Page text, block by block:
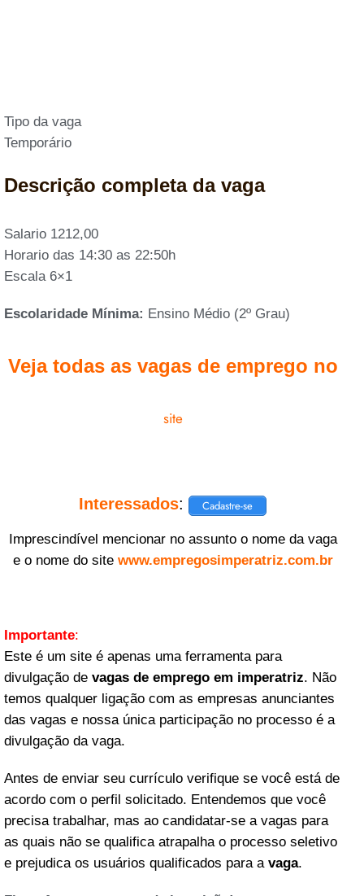
Tipo da vaga
Temporário
Descrição completa da vaga
Salario 1212,00
Horario das 14:30 as 22:50h
Escala 6×1
Escolaridade Mínima: Ensino Médio (2º Grau)
Veja todas as vagas de emprego no
site
Interessados: Cadastre-se
Imprescindível mencionar no assunto o nome da vaga
e o nome do site www.empregosimperatriz.com.br
Importante:
Este é um site é apenas uma ferramenta para
divulgação de vagas de emprego em imperatriz. Não
temos qualquer ligação com as empresas anunciantes
das vagas e nossa única participação no processo é a
divulgação da vaga.
Antes de enviar seu currículo verifique se você está de
acordo com o perfil solicitado. Entendemos que você
precisa trabalhar, mas ao candidatar-se a vagas para
as quais não se qualifica atrapalha o processo seletivo
e prejudica os usuários qualificados para a vaga.